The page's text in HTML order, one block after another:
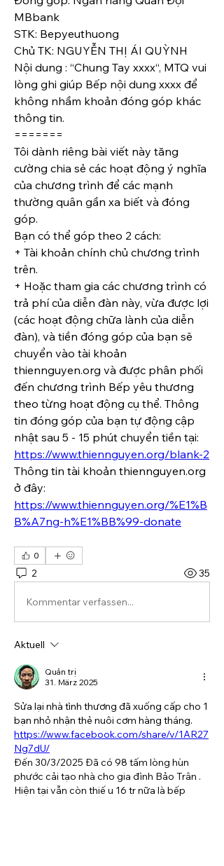
MBbank
STK: Bepyeuthuong
Chủ TK: NGUYỄN THỊ ÁI QUỲNH
Nội dung : “Chung Tay xxxx“, MTQ vui
lòng ghi giúp Bếp nội dung xxxx để
không nhầm khoản đóng góp khác
thông tin.
=======
Tôi dành riêng bài viết này tăng
cường chia sẻ các hoạt động ý nghĩa
của chương trình để các mạnh
thường quân gần xa biết và đóng
góp.
Bạn có thể góp theo 2 cách:
+ Tài khoản chính chủ chương trình
trên.
+ Hoặc tham gia các chương trình có
trả phí của diễn đàn này, vừa được lợi
(các hoạt động chữa lành của diễn
đàn), và tiền đóng góp của bạn sẽ
chuyển vào tài khoản
thiennguyen.org và được phân phối
đến chương trình Bếp yêu thương
theo từng hoạt động cụ thể. Thông
tin đóng góp của bạn tự động cập
https://www.thiennguyen.org/blank-2
Thông tin tài khoản thiennguyen.org
ở đây:
https://www.thiennguyen.org/%E1%B
B%A7ng-h%E1%BB%99-donate
0
2 35
Kommentar verfassen...
Aktuell
Quản trị
31. März 2025
Sửa lại nhà tình thương đã xuống cấp cho 1
bạn nhỏ nhận thẻ nuôi cơm hàng tháng.
https://www.facebook.com/share/v/1AR27
Ng7dU/
Đến 30/3/2025 Đã có 98 tấm lòng hùn
phước cải tạo nhà cho gia đình Bảo Trân .
Hiện tại vẫn còn thiế u 16 tr nữa là bếp